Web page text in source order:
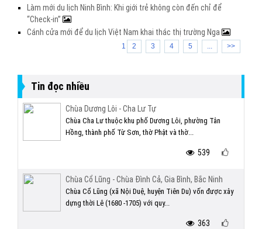
Làm mới du lịch Ninh Bình: Khi giới trẻ không còn đến chỉ để
“Check-in”
Cánh cửa mới để du lịch Việt Nam khai thác thị trường Nga
1 2 3 4 5 ... >>
Tin đọc nhiều
Chùa Dương Lôi - Cha Lư Tự
Chùa Cha Lư thuộc khu phố Dương Lôi, phường Tân
Hồng, thành phố Từ Sơn, thờ Phật và thờ...
539
Chùa Cổ Lũng - Chùa Đình Cả, Gia Bình, Bắc Ninh
Chùa Cổ Lũng (xã Nội Duệ, huyện Tiên Du) vốn được xây
dựng thời Lê (1680 -1705) với quy...
363